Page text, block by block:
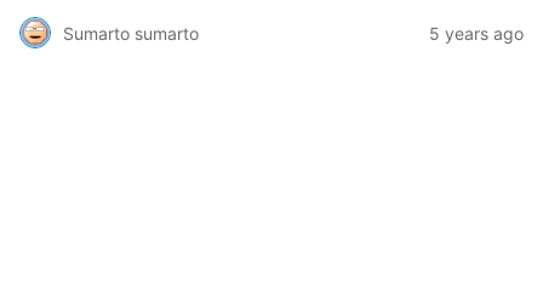
Sumarto sumarto 5 years ago